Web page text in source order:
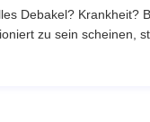
Debakel? Krankheit?
zu sein scheinen,